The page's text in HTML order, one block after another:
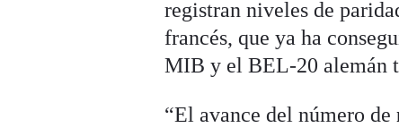
registran niveles de
francés, que ya ha
MIB y el BEL-20 alemán
“El avance del número de